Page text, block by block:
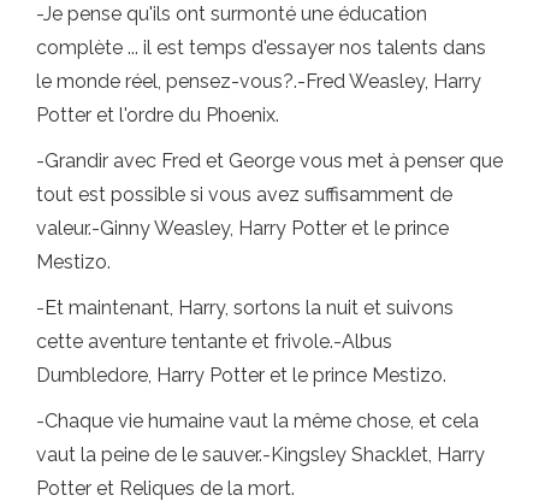
-Je pense qu'ils ont surmonté une éducation
complète ... il est temps d'essayer nos talents dans
le monde réel, pensez-vous?.-Fred Weasley, Harry
Potter et l'ordre du Phoenix.
-Grandir avec Fred et George vous met à penser que
tout est possible si vous avez suffisamment de
valeur.-Ginny Weasley, Harry Potter et le prince
Mestizo.
-Et maintenant, Harry, sortons la nuit et suivons
cette aventure tentante et frivole.-Albus
Dumbledore, Harry Potter et le prince Mestizo.
-Chaque vie humaine vaut la même chose, et cela
vaut la peine de le sauver.-Kingsley Shacklet, Harry
Potter et Reliques de la mort.